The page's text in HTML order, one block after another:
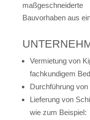
Bauvorhaben aus
Vermietung von
fachkundigem
Durchführung
Lieferung von
wie zum Beispiel: